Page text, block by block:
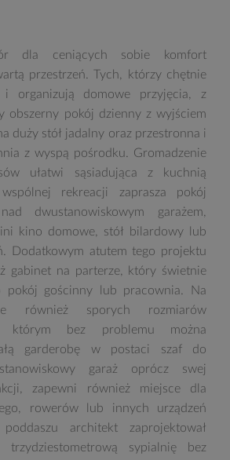
dla ceniących sobie komfort
przestrzeń. Tych, którzy chętnie
i organizują domowe przyjęcia, z
obszerny pokój dzienny z wyjściem
duży stół jadalny oraz przestronna i
z wyspą pośrodku. Gromadzenie
ułatwi sąsiadująca z kuchnią
rekreacji zaprasza pokój
dwustanowiskowym garażem,
kino domowe, stół bilardowy lub
Dodatkowym atutem tego projektu
gabinet na parterze, który świetnie
pokój gościnny lub pracownia. Na
również sporych rozmiarów
którym bez problemu można
garderobę w postaci szaf do
garaż oprócz swej
zapewni również miejsce dla
rowerów lub innych urządzeń
architekt zaprojektował
trzydziestometrową sypialnię bez